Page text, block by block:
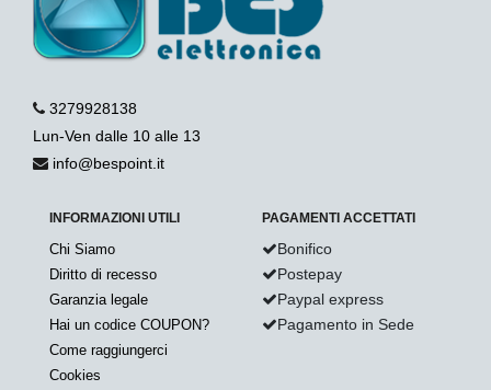
3279928138
Lun-Ven dalle 10 alle 13
info@bespoint.it
INFORMAZIONI UTILI
Chi Siamo
Diritto di recesso
Garanzia legale
Hai un codice COUPON?
Come raggiungerci
Cookies
PAGAMENTI ACCETTATI
Bonifico
Postepay
Paypal express
Pagamento in Sede